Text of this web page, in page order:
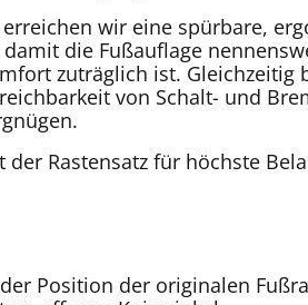
wir eine spürbare,
die Fußauflage
zuträglich ist. Gleichzeitig
von Schalt- und
Rastensatz für höchste
Position der originalen